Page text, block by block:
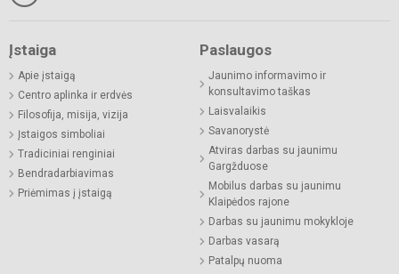
Įstaiga
Apie įstaigą
Centro aplinka ir erdvės
Filosofija, misija, vizija
Įstaigos simboliai
Tradiciniai renginiai
Bendradarbiavimas
Priėmimas į įstaigą
Paslaugos
Jaunimo informavimo ir
konsultavimo taškas
Laisvalaikis
Savanorystė
Atviras darbas su jaunimu
Gargžduose
Mobilus darbas su jaunimu
Klaipėdos rajone
Darbas su jaunimu mokykloje
Darbas vasarą
Patalpų nuoma